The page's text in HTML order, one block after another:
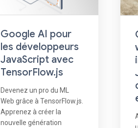
Google AI pour
les développeurs
JavaScript avec
TensorFlow.js
Devenez un pro du ML
Web grâce à TensorFlow.js.
Apprenez à créer la
nouvelle génération